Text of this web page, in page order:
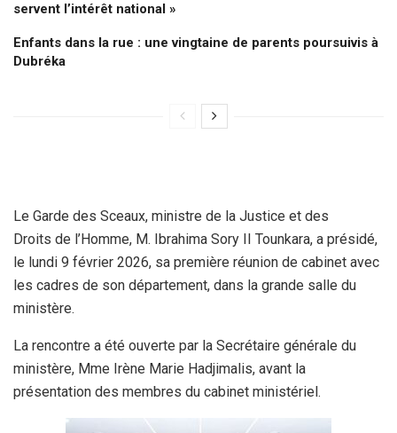
servent l’intérêt national »
Enfants dans la rue : une vingtaine de parents poursuivis à
Dubréka
Le Garde des Sceaux, ministre de la Justice et des
Droits de l’Homme, M. Ibrahima Sory II Tounkara, a présidé,
le lundi 9 février 2026, sa première réunion de cabinet avec
les cadres de son département, dans la grande salle du
ministère.
La rencontre a été ouverte par la Secrétaire générale du
ministère, Mme Irène Marie Hadjimalis, avant la
présentation des membres du cabinet ministériel.